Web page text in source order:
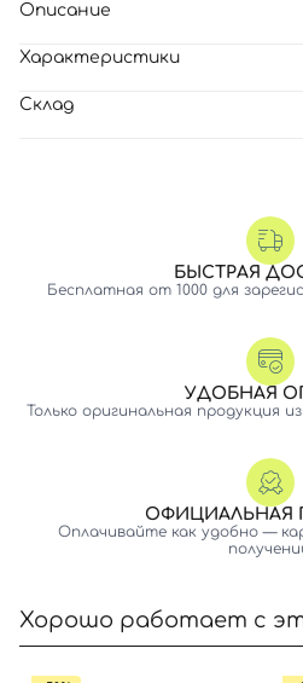
Описание
Характеристики
Склад
БЫСТРАЯ
Бесплатная от 1000 для
УДОБНАЯ
Только оригинальная продукция
ОФИЦИАЛЬНАЯ
Оплачивайте как удобно —
Хорошо работает с